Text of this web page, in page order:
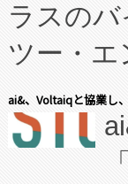
ラスの
ツー・
表しまし
たNeX
ai&、Voltaiqと協業し